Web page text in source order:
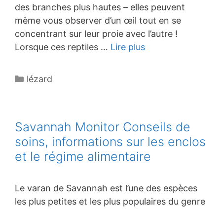
des branches plus hautes – elles peuvent
même vous observer d’un œil tout en se
concentrant sur leur proie avec l’autre !
Lorsque ces reptiles … Lire plus
Catégories
lézard
Savannah Monitor Conseils de
soins, informations sur les enclos
et le régime alimentaire
Le varan de Savannah est l’une des espèces
les plus petites et les plus populaires du genre